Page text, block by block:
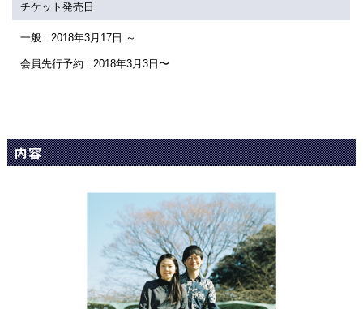
交通アクセス
チケット発売日
一般 : 2018年3月17日 ～
会員先行予約 : 2018年3月3日〜
内容